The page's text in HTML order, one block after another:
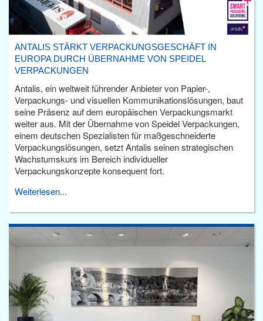
ANTALIS STÄRKT VERPACKUNGSGESCHÄFT IN
EUROPA DURCH ÜBERNAHME VON SPEIDEL
VERPACKUNGEN
Antalis, ein weltweit führender Anbieter von Papier-,
Verpackungs- und visuellen Kommunikationslösungen, baut
seine Präsenz auf dem europäischen Verpackungsmarkt
weiter aus. Mit der Übernahme von Speidel Verpackungen,
einem deutschen Spezialisten für maßgeschneiderte
Verpackungslösungen, setzt Antalis seinen strategischen
Wachstumskurs im Bereich individueller
Verpackungskonzepte konsequent fort.
Weiterlesen...